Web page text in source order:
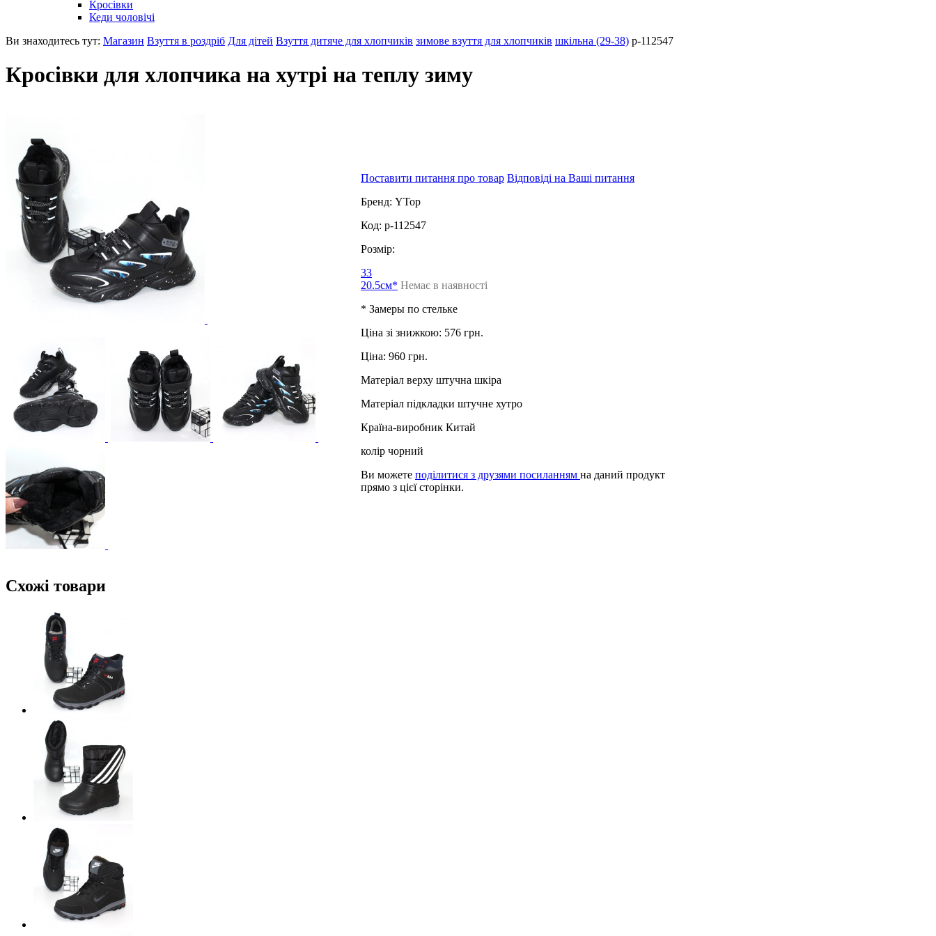
Кросівки
Кеди чоловічі
Ви знаходитесь тут: Магазин Взуття в роздріб Для дітей Взуття дитяче для хлопчиків зимове взуття для хлопчиків шкільна (29-38) p-112547
Кросівки для хлопчика на хутрі на теплу зиму
Поставити питання про товар Відповіді на Ваші питання
Бренд: YTop
Код: p-112547
Розмір:
33
20.5см* Немає в наявності
* Замеры по стельке
Ціна зі знижкою: 576 грн.
Ціна: 960 грн.
Матеріал верху штучна шкіра
Матеріал підкладки штучне хутро
Країна-виробник Китай
колір чорний
Ви можете поділитися з друзями посиланням на даний продукт
прямо з цієї сторінки.
Схожі товари